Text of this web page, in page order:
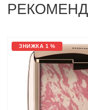
ЗНИЖКА 1 %